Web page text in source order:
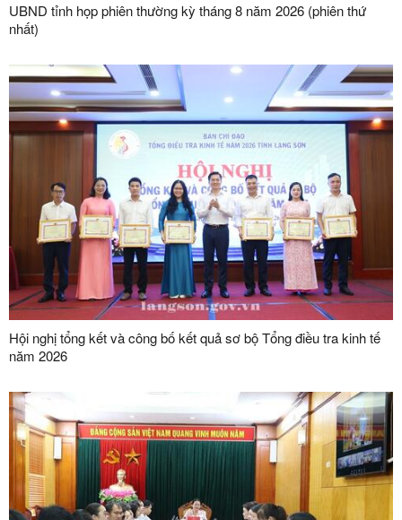
UBND tỉnh họp phiên thường kỳ tháng 8 năm 2026 (phiên thứ
nhất)
Hội nghị tổng kết và công bố kết quả sơ bộ Tổng điều tra kinh tế
năm 2026